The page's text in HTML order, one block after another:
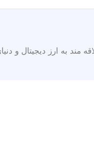
مند به ارز دیجیتال و